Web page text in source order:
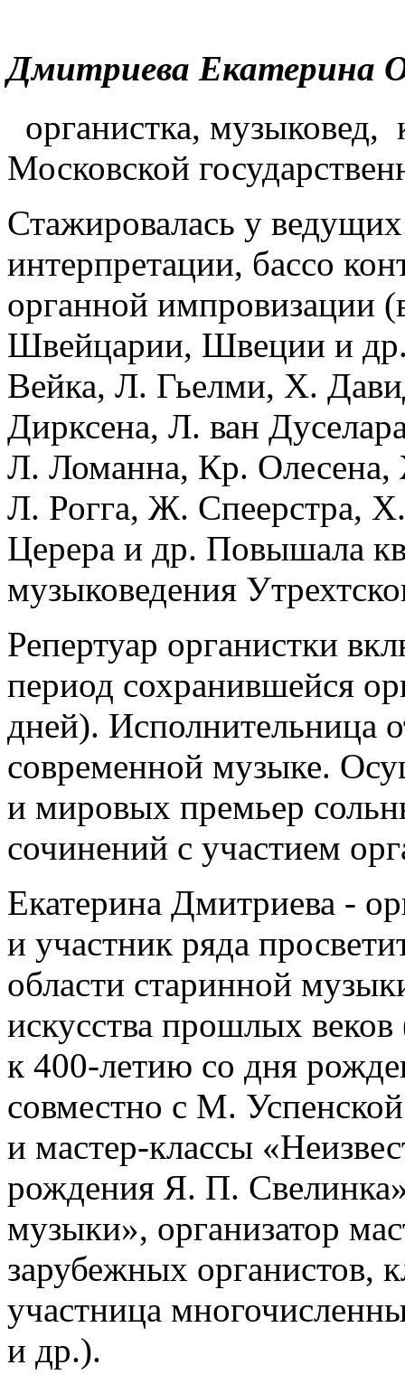
Дмитриева Екатерина
органистка, музыковед,
Московской
Стажировалась у
интерпретации, бассо
органной импровизации
Швейцарии, Швеции и
Вейка, Л. Гьелми, Х.
Дирксена, Л. ван
Л. Ломанна, Кр. Олесена,
Л. Рогга, Ж. Спеерстра,
Церера и др. Повышала
музыковедения
Репертуар органистки
период сохранившейся
дней). Исполнительница
современной музыке.
и мировых премьер
сочинений с участием
Екатерина Дмитриева ‑
и участник ряда
области старинной
искусства прошлых
к 400-летию со дня
совместно с М.
и мастер-классы
рождения Я. П.
музыки», организатор
зарубежных органистов,
участница
и др.).